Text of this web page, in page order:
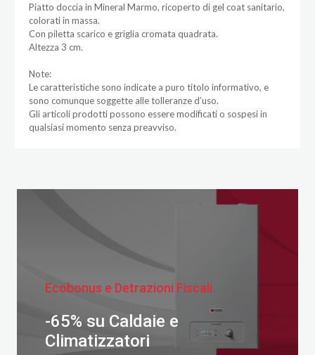
Piatto doccia in Mineral Marmo, ricoperto di gel coat sanitario,
colorati in massa.
Con piletta scarico e griglia cromata quadrata.
Altezza 3 cm.
Note:
Le caratteristiche sono indicate a puro titolo informativo, e
sono comunque soggette alle tolleranze d’uso.
Gli articoli prodotti possono essere modificati o sospesi in
qualsiasi momento senza preavviso.
Ecobonus e Detrazioni Fiscali
-65% su Caldaie e
Climatizzatori